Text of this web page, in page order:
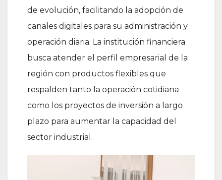
de evolución, facilitando la adopción de
canales digitales para su administración y
operación diaria. La institución financiera
busca atender el perfil empresarial de la
región con productos flexibles que
respalden tanto la operación cotidiana
como los proyectos de inversión a largo
plazo para aumentar la capacidad del
sector industrial.